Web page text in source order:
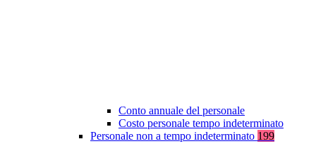
Conto annuale del personale
Costo personale tempo indeterminato
Personale non a tempo indeterminato 199